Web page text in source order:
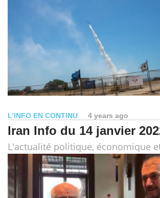
L’INFO EN CONTINU 4 years ago
Iran Info du 14 janvier
L'actualité politique, économique